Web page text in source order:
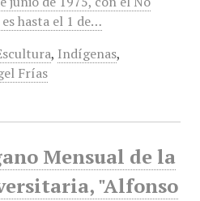
hasta el 1 de…
, Indígenas,
Frías
Mensual de la
"Alfonso